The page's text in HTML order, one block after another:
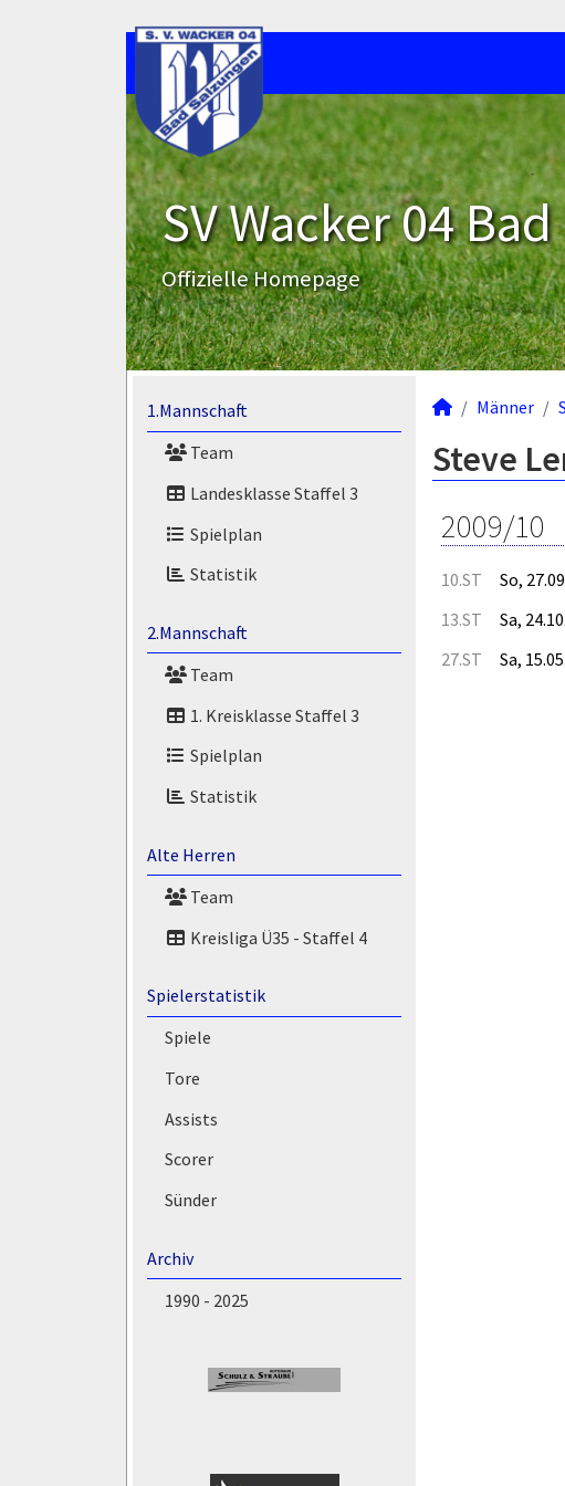
SV Wacker 04
Offizielle Homepage
1.Mannschaft
Team
Landesklasse Staffel 3
Spielplan
Statistik
2.Mannschaft
Team
1. Kreisklasse Staffel 3
Spielplan
Statistik
Alte Herren
Team
Kreisliga Ü35 - Staffel 4
Spielerstatistik
Spiele
Tore
Assists
Scorer
Sünder
Archiv
1990 - 2025
Männer
Steve
2009/10
10.ST So,
13.ST Sa,
27.ST Sa,